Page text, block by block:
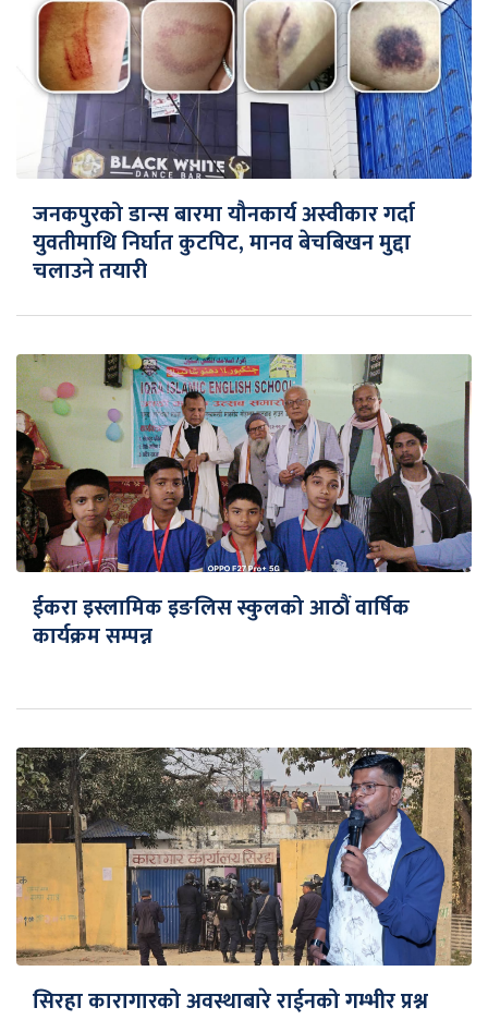
जनकपुरको डान्स बारमा यौनकार्य अस्वीकार गर्दा
युवतीमाथि निर्घात कुटपिट, मानव बेचबिखन मुद्दा
चलाउने तयारी
ईकरा इस्लामिक इङलिस स्कुलको आठौं वार्षिक
कार्यक्रम सम्पन्न
सिरहा कारागारको अवस्थाबारे राईनको गम्भीर प्रश्न